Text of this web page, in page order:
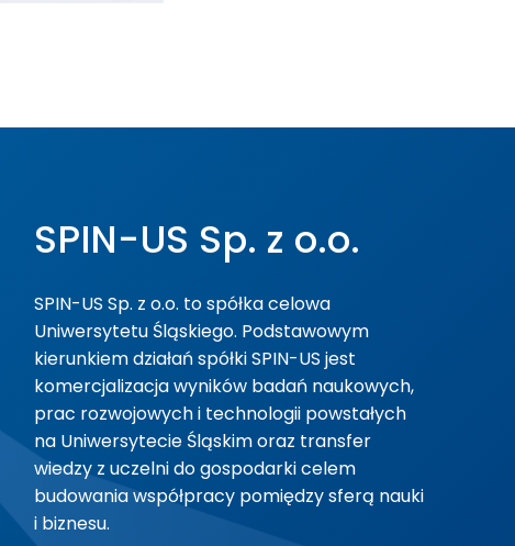
SPIN-US Sp. z o.o.
SPIN-US Sp. z o.o. to spółka celowa
Uniwersytetu Śląskiego. Podstawowym
kierunkiem działań spółki SPIN-US jest
komercjalizacja wyników badań naukowych,
prac rozwojowych i technologii powstałych
na Uniwersytecie Śląskim oraz transfer
wiedzy z uczelni do gospodarki celem
budowania współpracy pomiędzy sferą nauki
i biznesu.